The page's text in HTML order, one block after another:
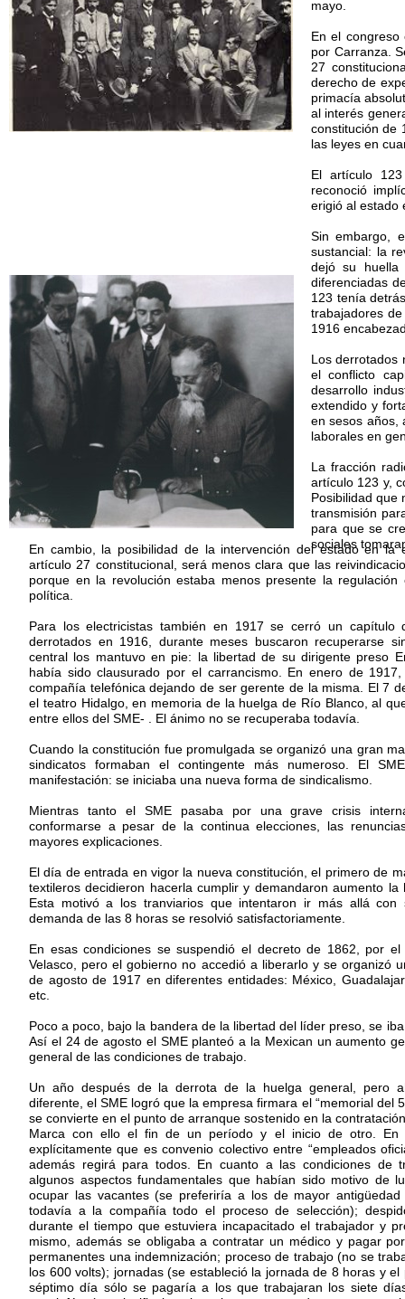
mayo.
En el congreso
por Carranza.
27
derecho de
primacía
al interés
constitución de
las leyes en
El artículo
reconoció
erigió al estado
Sin embargo,
sustancial: la
dejó su huella
diferenciadas
123 tenía
trabajadores
1916
Los derrotados
el conflicto
desarrollo
extendido y
en sesos años,
laborales en
La fracción
artículo 123 y,
Posibilidad que
transmisión
para que se
sociales
En cambio, la posibilidad de la intervención del estado en la
artículo 27 constitucional, será menos clara que las
porque en la revolución estaba menos presente la regulación
política.
Para los electricistas también en 1917 se cerró un capítulo
derrotados en 1916, durante meses buscaron recuperarse
central los mantuvo en pie: la libertad de su dirigente preso
había sido clausurado por el carrancismo. En enero de
compañía telefónica dejando de ser gerente de la misma. El 7
el teatro Hidalgo, en memoria de la huelga de Río Blanco, al
entre ellos del SME- . El ánimo no se recuperaba todavía.
Cuando la constitución fue promulgada se organizó una gran
sindicatos formaban el contingente más numeroso. El
manifestación: se iniciaba una nueva forma de sindicalismo.
Mientras tanto el SME pasaba por una grave crisis
conformarse a pesar de la continua elecciones, las
mayores explicaciones.
El día de entrada en vigor la nueva constitución, el primero de
textileros decidieron hacerla cumplir y demandaron aumento la
Esta motivó a los tranviarios que intentaron ir más allá con
demanda de las 8 horas se resolvió satisfactoriamente.
En esas condiciones se suspendió el decreto de 1862, por
Velasco, pero el gobierno no accedió a liberarlo y se organizó
de agosto de 1917 en diferentes entidades: México,
etc.
Poco a poco, bajo la bandera de la libertad del líder preso, se
Así el 24 de agosto el SME planteó a la Mexican un aumento
general de las condiciones de trabajo.
Un año después de la derrota de la huelga general, pero
diferente, el SME logró que la empresa firmara el “memorial del
se convierte en el punto de arranque sostenido en la
Marca con ello el fin de un período y el inicio de otro. En
explícitamente que es convenio colectivo entre “empleados
además regirá para todos. En cuanto a las condiciones de
algunos aspectos fundamentales que habían sido motivo de
ocupar las vacantes (se preferiría a los de mayor
todavía a la compañía todo el proceso de selección);
durante el tiempo que estuviera incapacitado el trabajador y
mismo, además se obligaba a contratar un médico y pagar
permanentes una indemnización; proceso de trabajo (no se
los 600 volts); jornadas (se estableció la jornada de 8 horas y
séptimo día sólo se pagaría a los que trabajaran los siete